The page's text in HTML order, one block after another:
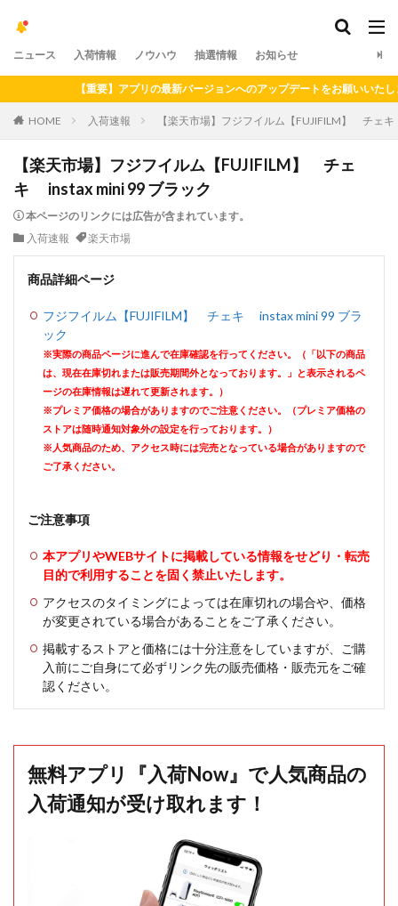
ニュース 入荷情報 ノウハウ 抽選情報 お知らせ
【重要】アプリの最新バージョンへのアップデートをお願いいたします
HOME 入荷速報 【楽天市場】フジフイルム【FUJIFILM】 チェ
【楽天市場】フジフイルム【FUJIFILM】 チェ
キ instax mini 99 ブラック
本ページのリンクには広告が含まれています。
入荷速報
楽天市場
商品詳細ページ
フジフイルム【FUJIFILM】 チェキ instax mini 99 ブラ
ック
※実際の商品ページに進んで在庫確認を行ってください。（「以下の商品
は、現在在庫切れまたは販売期間外となっております。」と表示されるペ
ージの在庫情報は遅れて更新されます。）
※プレミア価格の場合がありますのでご注意ください。（プレミア価格の
ストアは随時通知対象外の設定を行っております。）
※人気商品のため、アクセス時には完売となっている場合がありますので
ご了承ください。
ご注意事項
本アプリやWEBサイトに掲載している情報をせどり・転売
目的で利用することを固く禁止いたします。
アクセスのタイミングによっては在庫切れの場合や、価格
が変更されている場合があることをご了承ください。
掲載するストアと価格には十分注意をしていますが、ご購
入前にご自身にて必ずリンク先の販売価格・販売元をご確
認ください。
無料アプリ『入荷Now』で人気商品の
入荷通知が受け取れます！